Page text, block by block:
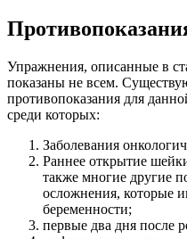
Упражнения, описанные в
показаны не всем.
противопоказания для
среди которых:
Заболевания
Раннее открытие
также многие другие
осложнения, которые
беременности;
первые два дня после